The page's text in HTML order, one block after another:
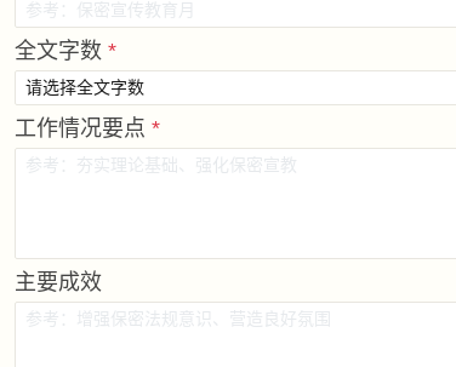
全文字数 *
工作情况要点 *
主要成效